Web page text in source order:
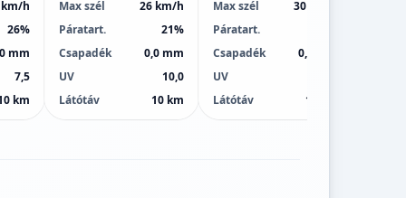
km/h
26%
mm
7,5
km
Max szél
26 km/h
Páratart.
21%
Csapadék
0,0 mm
UV
10,0
Látótáv
10 km
Max szél
30 km/h
Páratart.
Csapadék
0,0 mm
UV
Látótáv
10 km